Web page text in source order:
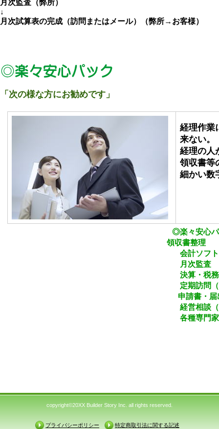
月次監査（弊所）
↓
月次試算表の完成（訪問またはメール）（弊所→お客様）
「次の様な方にお勧めです」
経理作業
来ない。
経理の人
領収書等
細かい数
◎楽々安心パックに含ま
領収書整理
会計ソフトの入
月次監査
決算・税務申
定期訪問（基本3か月
申請書・届出書の作成
経営相談（電話または
各種専門家のご
copyright©20XX Builder Story Inc. all rights reserved.
プライバシーポリシー 特定商取引法に関する記述